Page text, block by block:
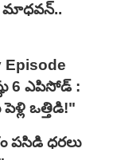
: మాధవన్..
Episode
6 ఎపిసోడ్ :
ఒత్తిడి!"
పసిడి ధరలు